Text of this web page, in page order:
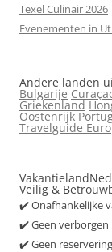
Texel Culinair 2026
Evenementen in
Andere landen
Bulgarije
Griekenland
Oostenrijk
Travelguide
Veilig &
✔️ Onafhankelijke
✔️ Geen verborgen
✔️ Geen